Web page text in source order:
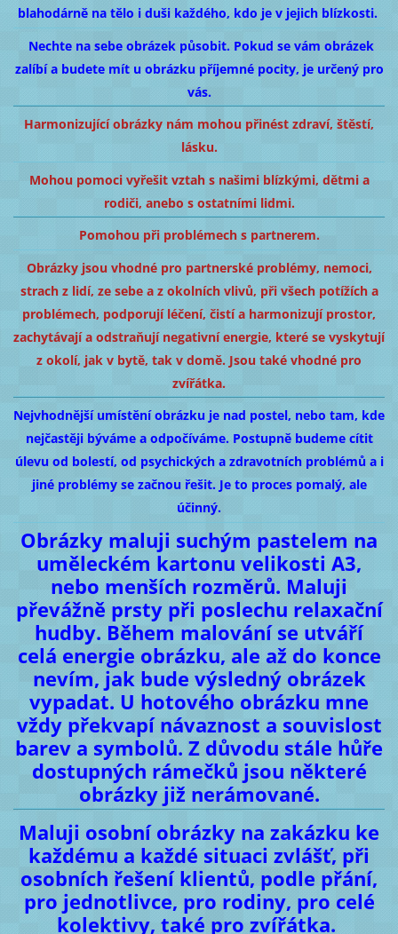
blahodárně na tělo i duši každého, kdo je v jejich blízkosti.
Nechte na sebe obrázek působit. Pokud se vám obrázek
zalíbí a budete mít u obrázku příjemné pocity, je určený pro
vás.
Harmonizující obrázky nám mohou přinést zdraví, štěstí,
lásku.
Mohou pomoci vyřešit vztah s našimi blízkými, dětmi a
rodiči, anebo s ostatními lidmi.
Pomohou při problémech s partnerem.
Obrázky jsou vhodné pro partnerské problémy, nemoci,
strach z lidí, ze sebe a z okolních vlivů, při všech potížích a
problémech, podporují léčení, čistí a harmonizují prostor,
zachytávají a odstraňují negativní energie, které se vyskytují
z okolí, jak v bytě, tak v domě. Jsou také vhodné pro
zvířátka.
Nejvhodnější umístění obrázku je nad postel, nebo tam, kde
nejčastěji býváme a odpočíváme. Postupně budeme cítit
úlevu od bolestí, od psychických a zdravotních problémů a i
jiné problémy se začnou řešit. Je to proces pomalý, ale
účinný.
Obrázky maluji suchým pastelem na
uměleckém kartonu velikosti A3,
nebo menších rozměrů. Maluji
převážně prsty při poslechu relaxační
hudby. Během malování se utváří
celá energie obrázku, ale až do konce
nevím, jak bude výsledný obrázek
vypadat. U hotového obrázku mne
vždy překvapí návaznost a souvislost
barev a symbolů. Z důvodu stále hůře
dostupných rámečků jsou některé
obrázky již nerámované.
Maluji osobní obrázky na zakázku ke
každému a každé situaci zvlášť, při
osobních řešení klientů, podle přání,
pro jednotlivce, pro rodiny, pro celé
kolektivy, také pro zvířátka.